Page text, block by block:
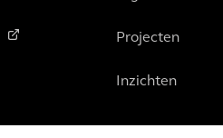
Projecten
Inzichten